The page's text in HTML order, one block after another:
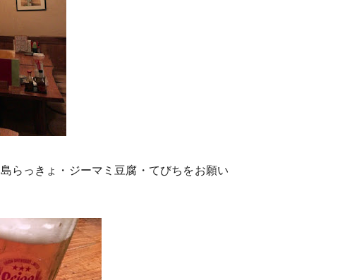
島らっきょ・ジーマミ豆腐・てびちをお願い